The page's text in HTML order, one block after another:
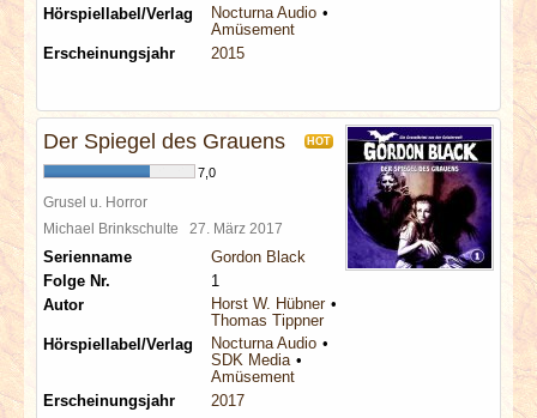
Hörspiellabel/Verlag
Nocturna Audio
Amüsement
Erscheinungsjahr
2015
Der Spiegel des Grauens HOT
7,0
Grusel u. Horror
Michael Brinkschulte 27. März 2017
Serienname
Gordon Black
Folge Nr.
1
Autor
Horst W. Hübner
Thomas Tippner
Hörspiellabel/Verlag
Nocturna Audio
SDK Media
Amüsement
Erscheinungsjahr
2017